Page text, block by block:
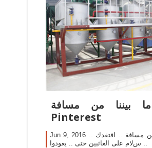
بيننا من مسافة
Pinterest
Jun 9, 2016 و بقدر ما بيننا من مسافة .. افتقدك ..
سﻻم على الغائبين حتى .. يعودوا ..